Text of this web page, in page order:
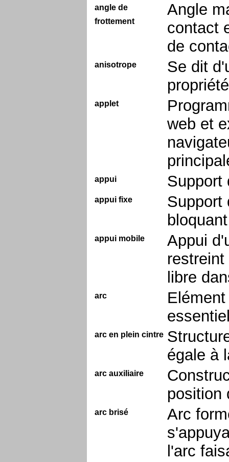
angle de
frottement
Angle
contact
de
anisotrope
Se dit
applet
web et
appui Support
appui fixe
Support
appui mobile
Appui
libre
arc
arc en plein cintre
égale à
arc auxiliaire
position
arc brisé
Arc
l'arc